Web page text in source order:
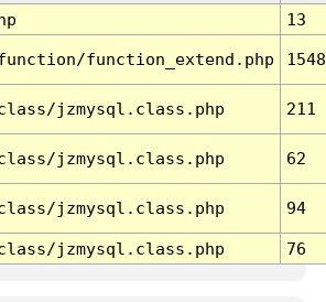
13
function_extend.php 1548
jzmysql.class.php 211
jzmysql.class.php 62
jzmysql.class.php 94
jzmysql.class.php 76